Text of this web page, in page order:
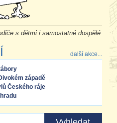
s dětmi i samostatné dospělé
další akce...
západě
Českého ráje